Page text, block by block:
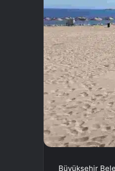
Büyükşehir